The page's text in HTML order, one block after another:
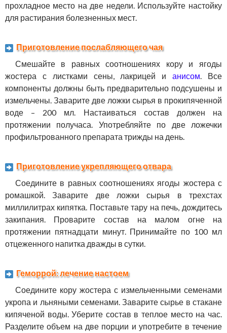
прохладное место на две недели. Используйте настойку
для растирания болезненных мест.
Приготовление послабляющего чая
Смешайте в равных соотношениях кору и ягоды
жостера с листками сены, лакрицей ианисом. Все
компоненты должны быть предварительно подсушены и
измельчены. Заварите две ложки сырья в прокипяченной
воде – 200 мл. Настаиваться состав должен на
протяжении получаса. Употребляйте по две ложечки
профильтрованного препарата трижды на день.
Приготовление укрепляющего отвара
Соедините в равных соотношениях ягоды жостера с
ромашкой. Заварите две ложки сырья в трехстах
миллилитрах кипятка. Поставьте тару на печь, дождитесь
закипания. Проварите состав на малом огне на
протяжении пятнадцати минут. Принимайте по 100 мл
отцеженного напитка дважды в сутки.
Геморрой: лечение настоем
Соедините кору жостера с измельченными семенами
укропа и льняными семенами. Заварите сырье в стакане
кипяченой воды. Уберите состав в теплое место на час.
Разделите объем на две порции и употребите в течение